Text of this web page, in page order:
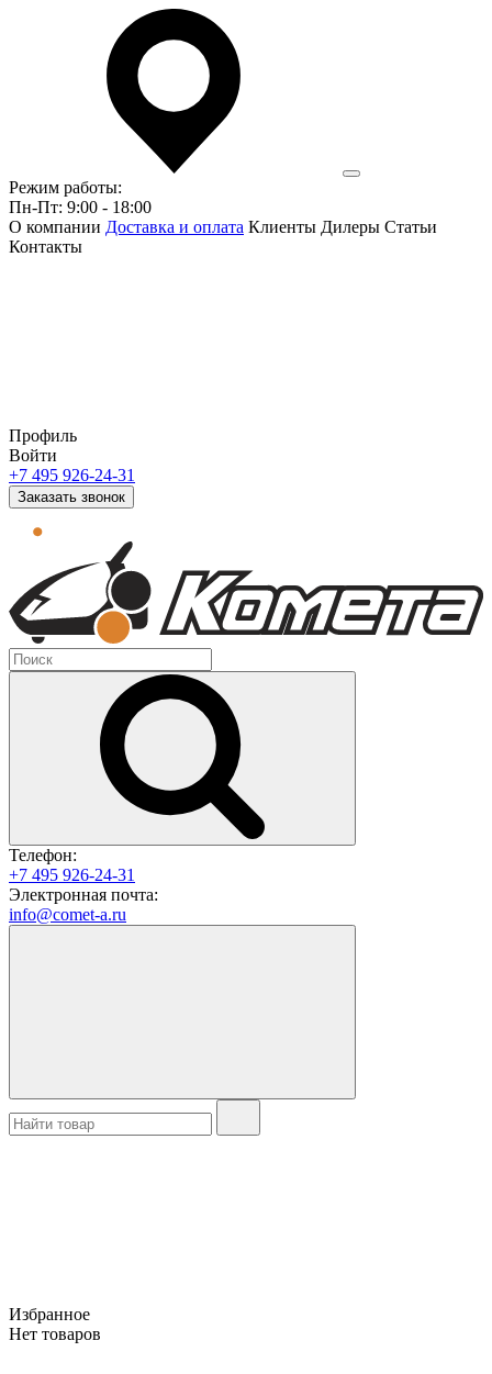
Режим работы:
Пн-Пт: 9:00 - 18:00
О компании Доставка и оплата Клиенты Дилеры Статьи
Контакты
Профиль
Войти
+7 495 926-24-31
Заказать звонок
Телефон:
+7 495 926-24-31
Электронная почта:
info@comet-a.ru
Избранное
Нет товаров